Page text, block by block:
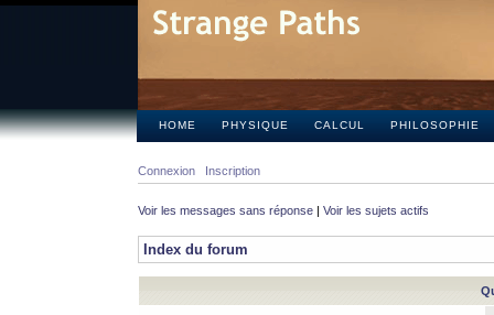
HOME PHYSIQUE CALCUL PHILOSOPHIE
Connexion Inscription
Voir les messages sans réponse | Voir les sujets actifs
Index du forum